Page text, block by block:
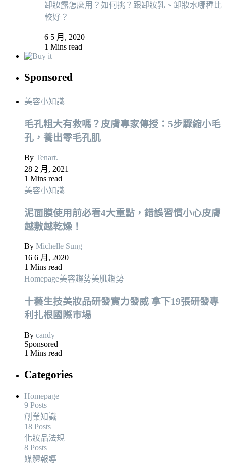
卸妝露怎麼用？如何挑？跟卸妝乳、卸妝水哪種比
較好？
6 5 月, 2020
1 Mins read
Sponsored
美容小知識
毛孔粗大有救嗎？皮膚專家傳授：5步驟縮小毛
孔，養出零毛孔肌
By Tenart.
28 2 月, 2021
1 Mins read
美容小知識
泥面膜使用前必看4大重點，錯誤習慣小心皮膚
越敷越乾燥！
By Michelle Sung
16 6 月, 2020
1 Mins read
Homepage美容趨勢美肌趨勢
十藝生技美妝品研發實力發威 拿下19張研發專
利扎根國際巿場
By candy
Sponsored
1 Mins read
Categories
Homepage
9 Posts
創業知識
18 Posts
化妝品法規
8 Posts
媒體報導